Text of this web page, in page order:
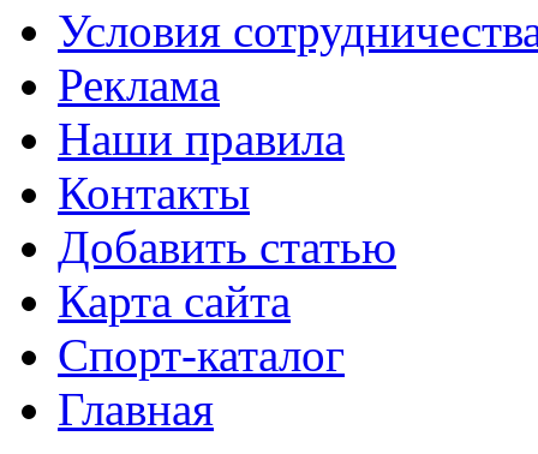
Условия
Реклама
Наши правила
Контакты
Добавить статью
Карта сайта
Спорт-каталог
Главная